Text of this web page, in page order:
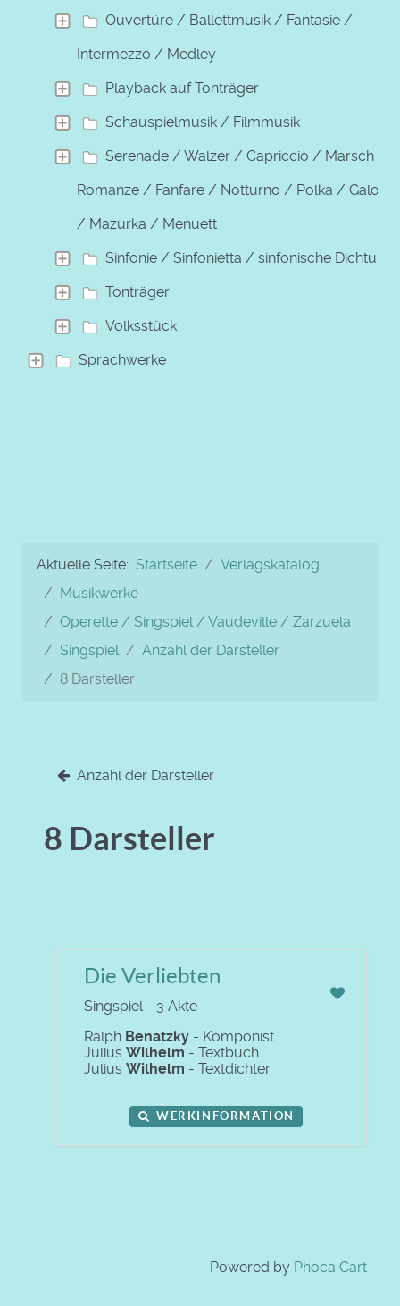
Ouvertüre / Ballettmusik / Fantasie /
Intermezzo / Medley
Playback auf Tonträger
Schauspielmusik / Filmmusik
Serenade / Walzer / Capriccio / Marsch /
Romanze / Fanfare / Notturno / Polka / Galopp
/ Mazurka / Menuett
Sinfonie / Sinfonietta / sinfonische Dichtung
Tonträger
Volksstück
Sprachwerke
Aktuelle Seite: Startseite
Verlagskatalog
Musikwerke
Operette / Singspiel / Vaudeville / Zarzuela
Singspiel
Anzahl der Darsteller
8 Darsteller
Anzahl der Darsteller
8 Darsteller
Die Verliebten
Singspiel - 3 Akte
Ralph Benatzky - Komponist
Julius Wilhelm - Textbuch
Julius Wilhelm - Textdichter
WERKINFORMATION
Powered by Phoca Cart